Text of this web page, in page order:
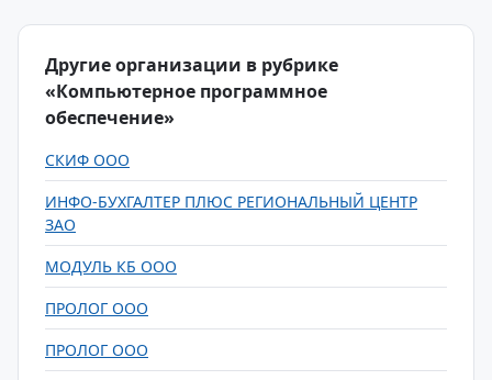
Другие организации в рубрике
«Компьютерное программное
обеспечение»
СКИФ ООО
ИНФО-БУХГАЛТЕР ПЛЮС РЕГИОНАЛЬНЫЙ ЦЕНТР
ЗАО
МОДУЛЬ КБ ООО
ПРОЛОГ ООО
ПРОЛОГ ООО